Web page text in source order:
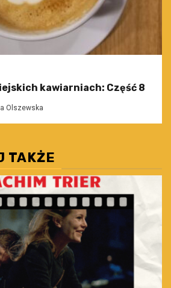
kawiarniach: Część 8
Olszewska
TAKŻE